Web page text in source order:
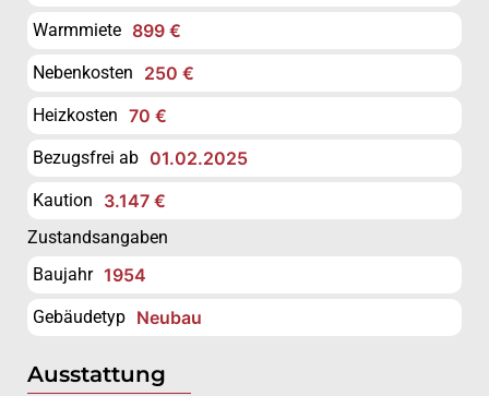
Warmmiete 899 €
Nebenkosten 250 €
Heizkosten 70 €
Bezugsfrei ab 01.02.2025
Kaution 3.147 €
Zustandsangaben
Baujahr 1954
Gebäudetyp Neubau
Ausstattung